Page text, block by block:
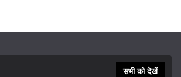
सभी को देखें